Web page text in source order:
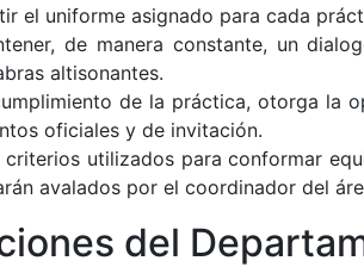
el uniforme asignado para cada
de manera constante, un
altisonantes.
de la práctica, otorga la
oficiales y de invitación.
criterios utilizados para conformar
avalados por el coordinador del
del